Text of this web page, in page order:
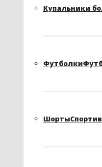
Купальники
Футболки
Шорты